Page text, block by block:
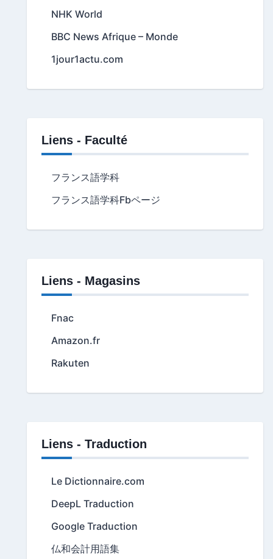
NHK World
BBC News Afrique – Monde
1jour1actu.com
Liens - Faculté
フランス語学科
フランス語学科Fbページ
Liens - Magasins
Fnac
Amazon.fr
Rakuten
Liens - Traduction
Le Dictionnaire.com
DeepL Traduction
Google Traduction
仏和会計用語集